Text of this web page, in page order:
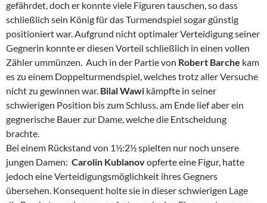
gefährdet, doch er konnte viele Figuren tauschen, so dass
schließlich sein König für das Turmendspiel sogar günstig
positioniert war. Aufgrund nicht optimaler Verteidigung seiner
Gegnerin konnte er diesen Vorteil schließlich in einen vollen
Zähler ummünzen. Auch in der Partie von Robert Barche kam
es zu einem Doppelturmendspiel, welches trotz aller Versuche
nicht zu gewinnen war. Bilal Wawi kämpfte in seiner
schwierigen Position bis zum Schluss, am Ende lief aber ein
gegnerische Bauer zur Dame, welche die Entscheidung
brachte.
Bei einem Rückstand von 1½:2½ spielten nur noch unsere
jungen Damen: Carolin Kublanovopferte eine Figur, hatte
jedoch eine Verteidigungsmöglichkeit ihres Gegners
übersehen. Konsequent holte sie in dieser schwierigen Lage